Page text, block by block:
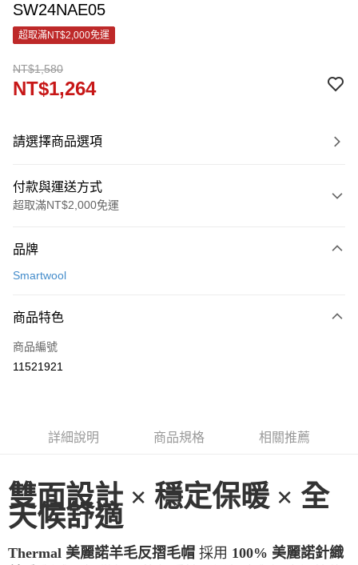
SW24NAE05
超取滿NT$2,000免運
NT$1,580
NT$1,264
請選擇商品選項
付款與運送方式
超取滿NT$2,000免運
信用卡一次付款
Apple Pay
街口支付
運送方式
每筆NT$100
全家超取(2000以上免運)
每筆NT$100，滿NT$2,000(含以上)免運費
品牌
Smartwool
商品特色
商品編號
11521921
詳細說明 商品規格 相關推薦
雙面設計 × 穩定保暖 × 全
天候舒適
Thermal 美麗諾羊毛反摺毛帽 採用 100% 美麗諾針織